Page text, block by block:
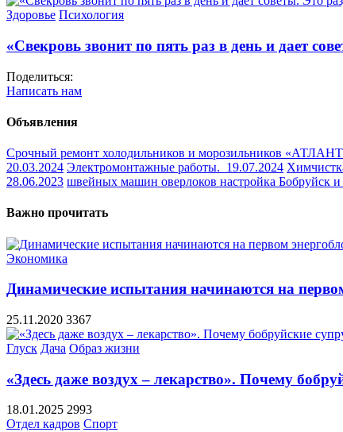
Здоровье Психология
«Свекровь звонит по пять раз в день и дает
Поделиться:
Написать нам
Объявления
Срочный ремонт холодильников и морозильников
20.03.2024 Электромонтажные работы. 19.07.2024
28.06.2023 швейных машин оверлоков настройка Бобруйск и
Важно прочитать
Экономика
Динамические испытания начинаются на
25.11.2020 3367
Глуск Дача Образ жизни
«Здесь даже воздух – лекарство». Почему
18.01.2025 2993
Отдел кадров Спорт